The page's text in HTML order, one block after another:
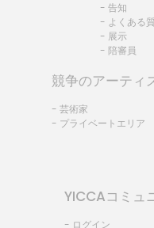
- 告知
- よくある
- 展示
- 陪審員
競争のアーティ
- 芸術家
- プライベートエリア
YICCAコミュ
- ログイン